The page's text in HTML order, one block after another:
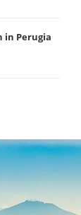
in Perugia